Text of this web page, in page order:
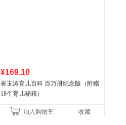
¥169.10
崔玉涛育儿百科 百万册纪念版（附赠
18个育儿秘籍）
加入购物车 收藏